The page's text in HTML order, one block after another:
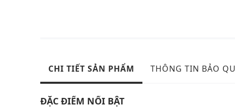
CHI TIẾT SẢN PHẨM THÔNG TIN BẢO
ĐẶC ĐIỂM NỔI BẬT